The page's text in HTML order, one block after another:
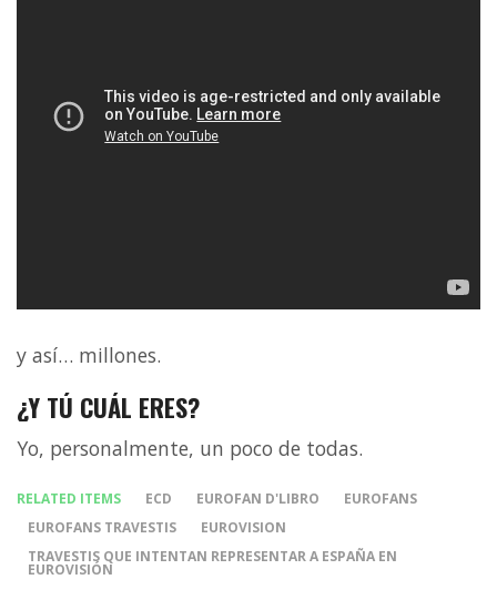
y así… millones.
¿Y TÚ CUÁL ERES?
Yo, personalmente, un poco de todas.
RELATED ITEMS ECD EUROFAN D'LIBRO
EUROFANS
EUROFANS TRAVESTIS
EUROVISION
TRAVESTIS QUE INTENTAN REPRESENTAR A ESPAÑA EN
EUROVISIÓN